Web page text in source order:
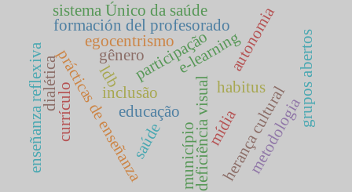
educação deficiência visual
inclusão
e-learning
formación del profesorado
prácticas de enseñanza
enseñanza reflexiva habitus
herança cultural
saúde
participação
sistema Único da saúde
metodologia
grupos abertos
dialética
egocentrismo
município
autonomia
currículo
ldb
gênero
mídia